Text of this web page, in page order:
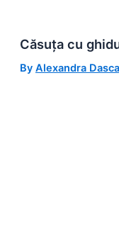
Căsuța cu
By Alexandra